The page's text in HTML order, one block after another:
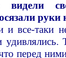
и все-таки
перед